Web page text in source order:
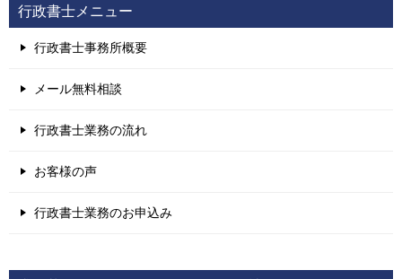
行政書士メニュー
行政書士事務所概要
メール無料相談
行政書士業務の流れ
お客様の声
行政書士業務のお申込み